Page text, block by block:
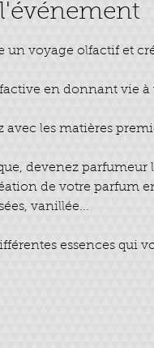
un voyage olfactif et
en donnant vie
avec les matières
devenez parfumeur
de votre parfum
vanillée...
essences qui